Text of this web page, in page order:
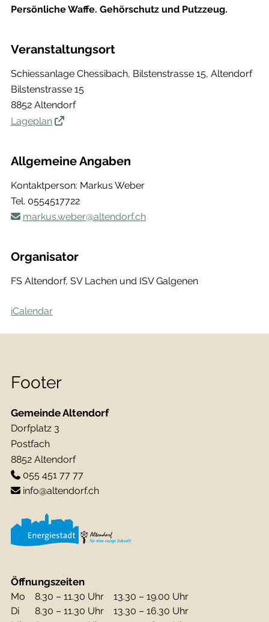
Persönliche Waffe. Gehörschutz und Putzzeug.
Veranstaltungsort
Schiessanlage Chessibach, Bilstenstrasse 15, Altendorf
Bilstenstrasse 15
8852 Altendorf
Lageplan
Allgemeine Angaben
Kontaktperson: Markus Weber
Tel. 0554517722
markus.weber@altendorf.ch
Organisator
FS Altendorf, SV Lachen und ISV Galgenen
iCalendar
Footer
Gemeinde Altendorf
Dorfplatz 3
Postfach
8852 Altendorf
055 451 77 77
info@altendorf.ch
Öffnungszeiten
Mo 8.30 – 11.30 Uhr
13.30 – 19.00 Uhr
Di
8.30 – 11.30 Uhr
13.30 – 16.30 Uhr